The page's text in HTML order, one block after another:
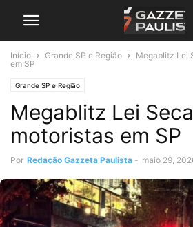
Início Grande SP e Região
Megablitz Lei
em SP
Grande SP e Região
Megablitz Lei
motoristas em SP
Por Redação Gazzeta Paulista - maio 29,